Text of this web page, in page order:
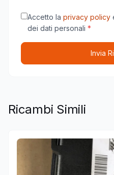
Accetto la privacy policy
dei dati personali *
Invia
Ricambi Simili